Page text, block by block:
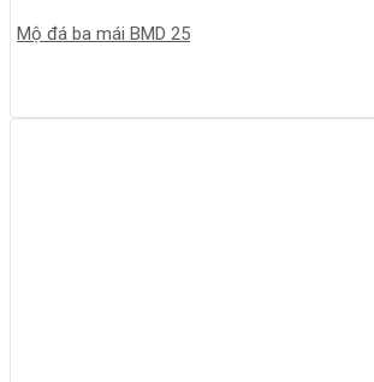
Mộ đá ba mái BMD 25